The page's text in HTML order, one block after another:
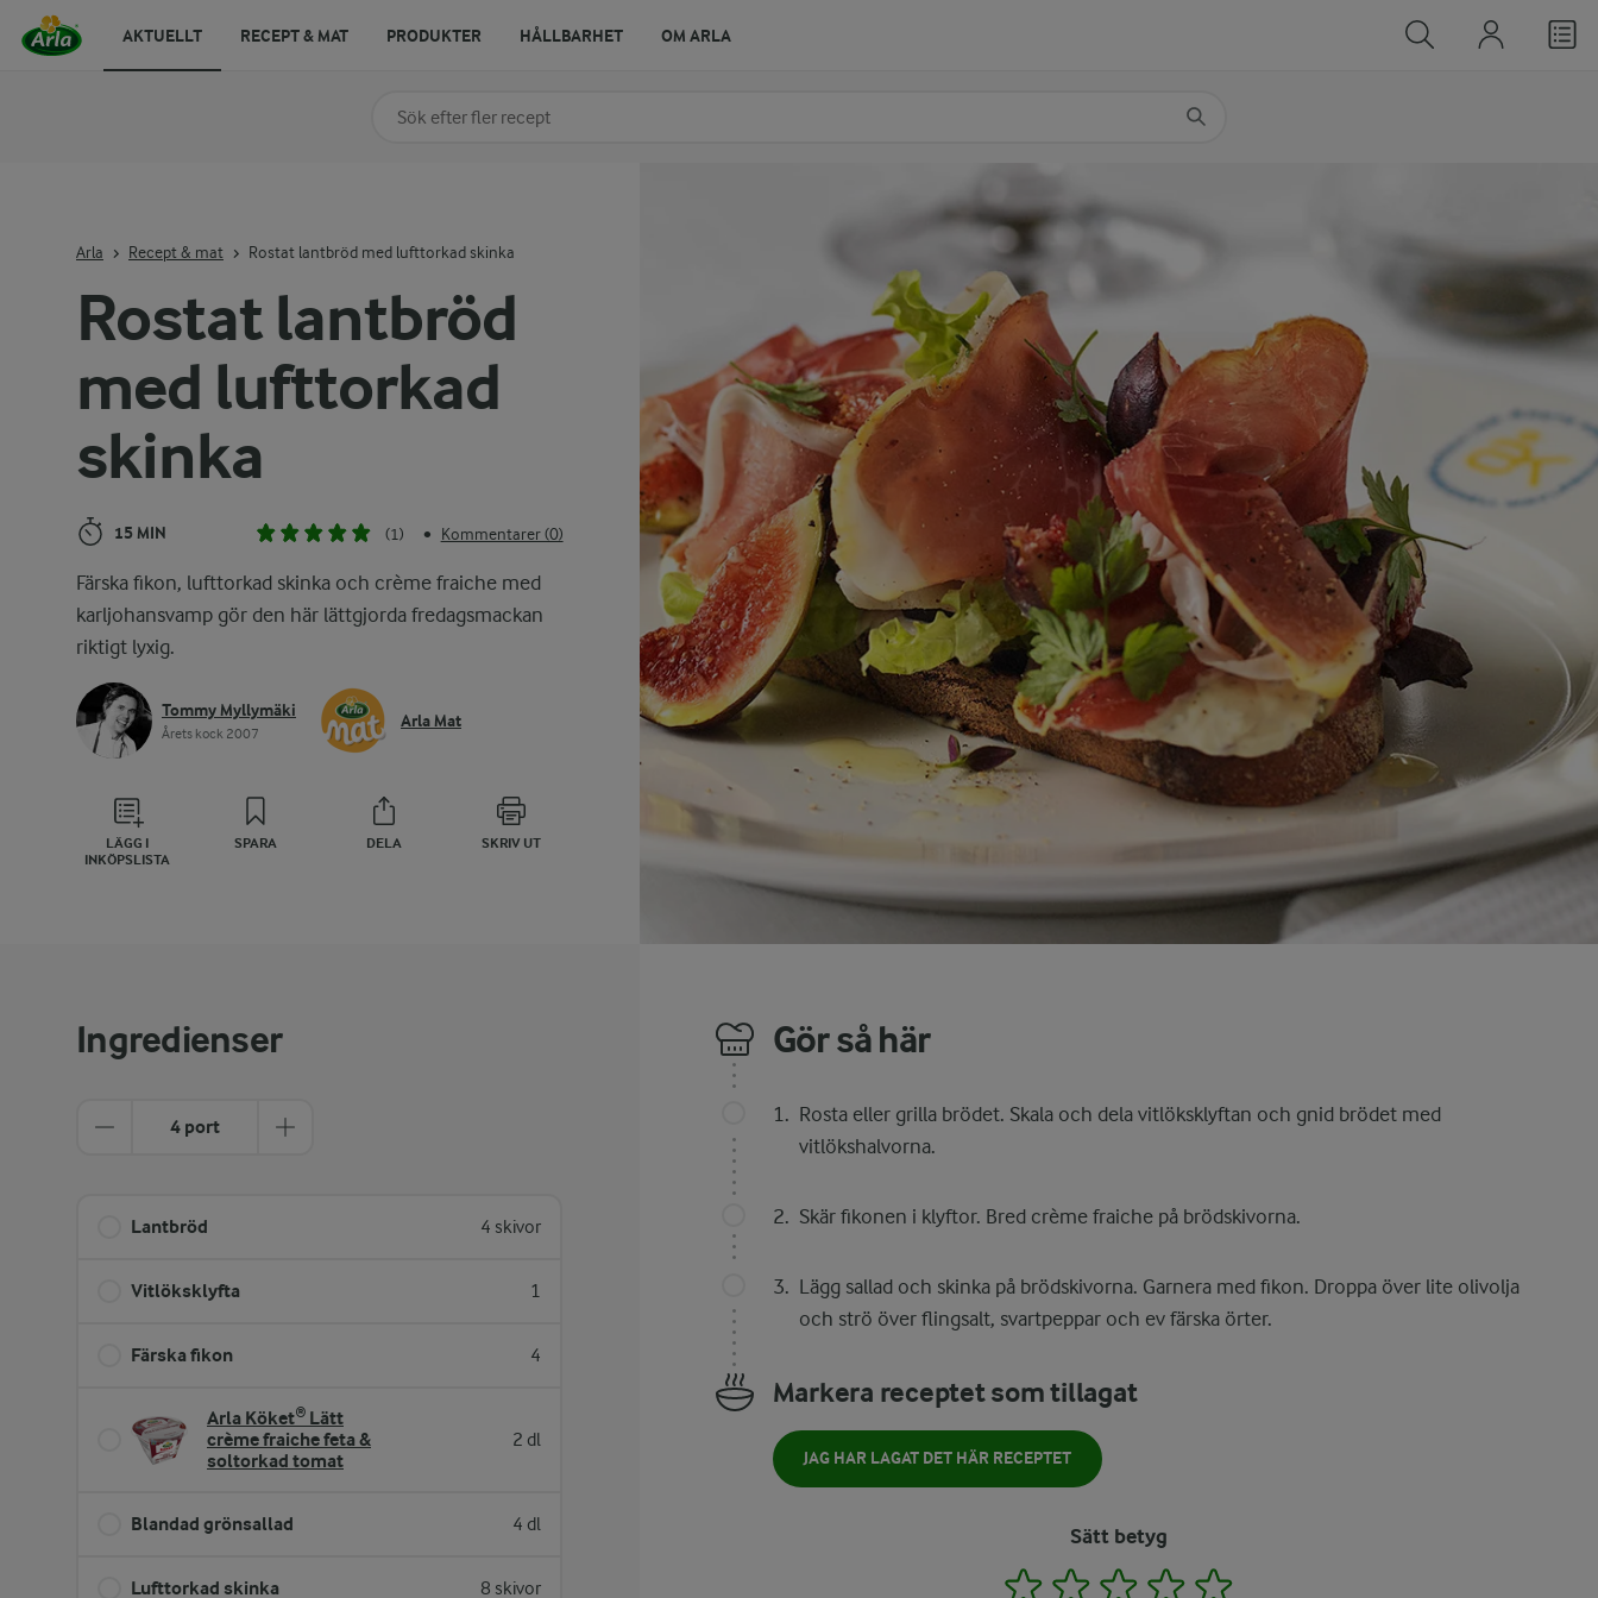
Rostat lantbröd
med lufttorkad
skinka
15 MIN (1) • Kommentarer (0)
Färska fikon, lufttorkad skinka och crème fraiche med
karljohansvamp gör den här lättgjorda fredagsmackan
riktigt lyxig.
Tommy Myllymäki
Årets kock 2007
Arla Mat
LÄGG I
INKÖPSLISTA
SPARA DELA SKRIV UT
Arla Recept & mat Rostat lantbröd med lufttorkad skinka
Ingredienser
4 port
Lantbröd 4 skivor
Vitlöksklyfta 1
Färska fikon 4
Arla Köket® Lätt
crème fraiche feta &
soltorkad tomat
2 dl
Blandad grönsallad 4 dl
Lufttorkad skinka 8 skivor
Gör så här
Rosta eller grilla brödet. Skala och dela vitlöksklyftan och gnid brödet med
vitlökshalvorna.
Skär fikonen i klyftor. Bred crème fraiche på brödskivorna.
Lägg sallad och skinka på brödskivorna. Garnera med fikon. Droppa över lite olivolja
och strö över flingsalt, svartpeppar och ev färska örter.
Markera receptet som tillagat
JAG HAR LAGAT DET HÄR RECEPTET
Sätt betyg
1 2 3 4
Sök på kategori eller ingrediens
AKTUELLT RECEPT & MAT PRODUKTER HÅLLBARHET OM ARLA